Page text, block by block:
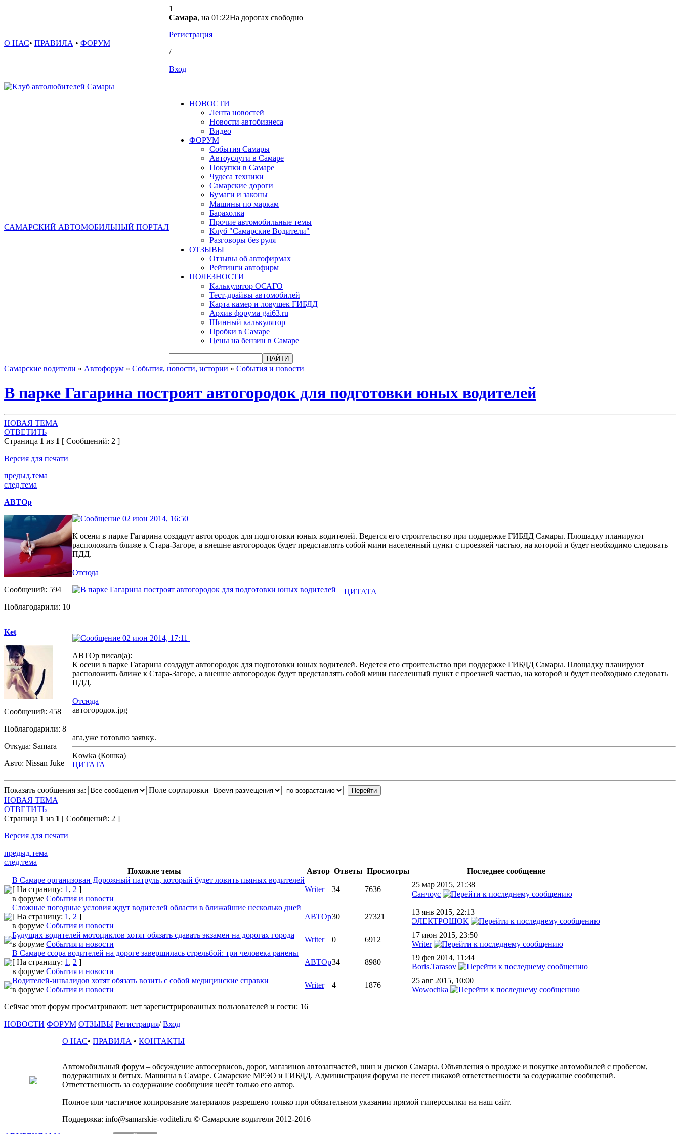
О НАС• ПРАВИЛА • ФОРУМ
1
Самара, на 01:22На дорогах свободно
Регистрация
/
Вход
САМАРСКИЙ АВТОМОБИЛЬНЫЙ ПОРТАЛ
НОВОСТИ
Лента новостей
Новости автобизнеса
Видео
ФОРУМ
События Самары
Автоуслуги в Самаре
Покупки в Самаре
Чудеса техники
Самарские дороги
Бумаги и законы
Машины по маркам
Барахолка
Прочие автомобильные темы
Клуб "Самарские Водители"
Разговоры без руля
ОТЗЫВЫ
Отзывы об автофирмах
Рейтинги автофирм
ПОЛЕЗНОСТИ
Калькулятор ОСАГО
Тест-драйвы автомобилей
Карта камер и ловушек ГИБДД
Архив форума gai63.ru
Шинный калькулятор
Пробки в Самаре
Цены на бензин в Самаре
Самарские водители » Автофорум » События, новости, истории » События и новости
В парке Гагарина построят автогородок для подготовки юных водителей
НОВАЯ ТЕМА
ОТВЕТИТЬ
Страница 1 из 1 [ Сообщений: 2 ]
Версия для печати
предыд.тема
след.тема
АВТОр
Сообщений: 594
Поблагодарили: 10
02 июн 2014, 16:50
К осени в парке Гагарина создадут автогородок для подготовки юных водителей. Ведется его строительство при поддержке ГИБДД Самары. Площадку планируют
расположить ближе к Стара-Загоре, а внешне автогородок будет представлять собой мини населенный пункт с проезжей частью, на которой и будет необходимо следовать
ПДД.
Отсюда
ЦИТАТА
Ket
Сообщений: 458
Поблагодарили: 8
Откуда: Samara
Авто: Nissan Juke
02 июн 2014, 17:11
АВТОр писал(а):
К осени в парке Гагарина создадут автогородок для подготовки юных водителей. Ведется его строительство при поддержке ГИБДД Самары. Площадку планируют
расположить ближе к Стара-Загоре, а внешне автогородок будет представлять собой мини населенный пункт с проезжей частью, на которой и будет необходимо следовать
ПДД.
Отсюда
автогородок.jpg
ага,уже готовлю заявку..
Kowka (Кошка)
ЦИТАТА
Показать сообщения за:
Поле сортировки
НОВАЯ ТЕМА
ОТВЕТИТЬ
Страница 1 из 1 [ Сообщений: 2 ]
Версия для печати
предыд.тема
след.тема
Похожие темы
Автор Ответы Просмотры
Последнее сообщение
В Самаре организован Дорожный патруль, который будет ловить пьяных водителей
[ На страницу: 1 , 2 ]
в форуме События и новости
Writer 34 7636
25 мар 2015, 21:38
Санчоус
Сложные погодные условия ждут водителей области в ближайшие несколько дней
[ На страницу: 1 , 2 ]
в форуме События и новости
АВТОр30 27321
13 янв 2015, 22:13
ЭЛЕКТРОШОК
Будущих водителей мотоциклов хотят обязать сдавать экзамен на дорогах города
в форуме События и новости
Writer 0 6912
17 июн 2015, 23:50
Writer
В Самаре ссора водителей на дороге завершилась стрельбой: три человека ранены
[ На страницу: 1 , 2 ]
в форуме События и новости
АВТОр34 8980
19 фев 2014, 11:44
Boris.Tarasov
Водителей-инвалидов хотят обязать возить с собой медицинские справки
в форуме События и новости
Writer 4 1876
25 авг 2015, 10:00
Wowochka
Сейчас этот форум просматривают: нет зарегистрированных пользователей и гости: 16
НОВОСТИ ФОРУМ ОТЗЫВЫ Регистрация/ Вход
О НАС• ПРАВИЛА • КОНТАКТЫ
Автомобильный форум – обсуждение автосервисов, дорог, магазинов автозапчастей, шин и дисков Самары. Объявления о продаже и покупке автомобилей с пробегом,
подержанных и битых. Машины в Самаре. Самарские МРЭО и ГИБДД. Администрация форума не несет никакой ответственности за содержание сообщений.
Ответственность за содержание сообщения несёт только его автор.
Полное или частичное копирование материалов разрешено только при обязательном указании прямой гиперссылки на наш сайт.
Поддержка: info@samarskie-voditeli.ru © Самарские водители 2012-2016